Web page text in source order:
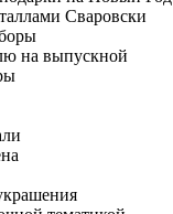
Сваровски
на выпускной